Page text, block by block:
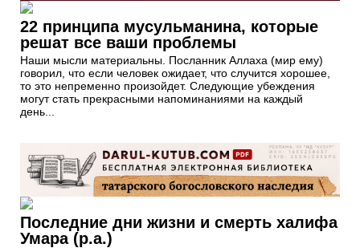
22 принципа мусульманина, которые
решат все ваши проблемы
Наши мысли материальны. Посланник Аллаха (мир ему)
говорил, что если человек ожидает, что случится хорошее,
то это непременно произойдет. Следующие убеждения
могут стать прекрасными напоминаниями на каждый
день...
Последние дни жизни и смерть халифа
Умара (р.а.)